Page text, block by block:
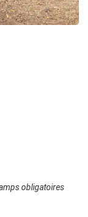
obligatoires